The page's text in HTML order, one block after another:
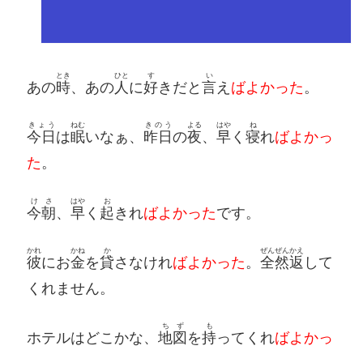
あの時
とき
、あの人
ひと
に好
す
きだと言
い
え ばよかった。
今日
きょう
は眠
ねむ
いなぁ、 昨日
きのう
の夜
よる
、早
はや
く寝
ね
ればよかっ
た。
今朝
けさ
、早
はや
く 起
お
きればよかったです。
彼
かれ
にお金
かね
を貸
か
さなければよかった 。全然
ぜんぜん
返
かえ
して
くれません。
ホテルはどこかな、地図
ちず
を持
も
ってくればよかっ